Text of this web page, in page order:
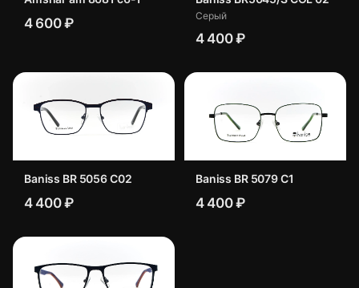
4 600 ₽ Серый
4 400 ₽
Baniss BR 5056 C02
4 400 ₽
Baniss BR 5079 C1
4 400 ₽